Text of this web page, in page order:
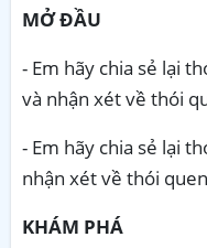
MỞ ĐẦU
- Em hãy chia sẻ lại
và nhận xét về thói
- Em hãy chia sẻ lại
nhận xét về thói
KHÁM PHÁ